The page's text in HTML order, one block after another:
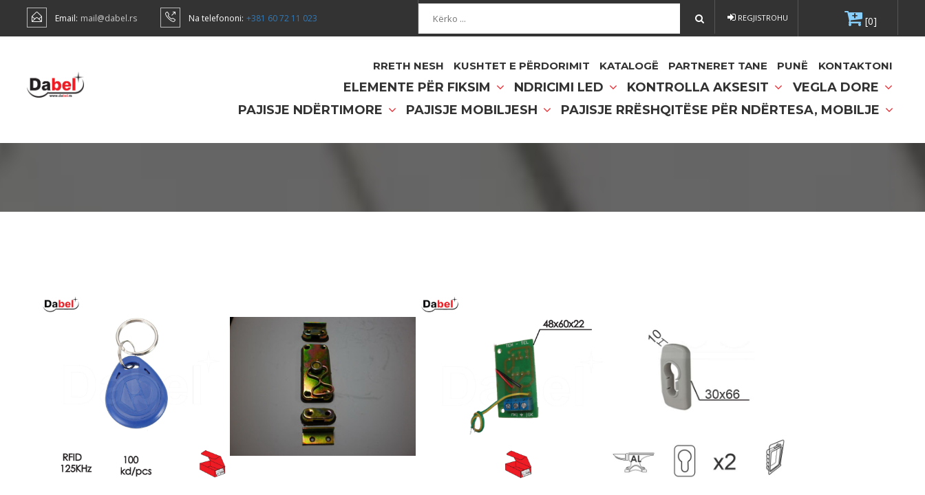
Email: mail@dabel.rs Na telefononi: +381 60 72 11 023 REGJISTROHU [0]
KONTAKTONI
PUNË
PARTNERET TANE
KATALOGË
KUSHTET E PËRDORIMIT
RRETH NESH
VEGLA DORE
KONTROLLA AKSESIT
NDRICIMI LED
ELEMENTE PËR FIKSIM
PAJISJE RRËSHQITËSE PËR NDËRTESA, MOBILJE
PAJISJE MOBILJESH
PAJISJE NDËRTIMORE